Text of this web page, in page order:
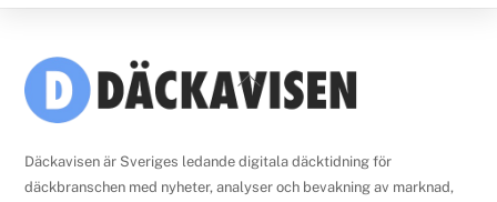
Back
To
Däckavisen är Sveriges ledande digitala däcktidning för
däckbranschen med nyheter, analyser och bevakning av marknad,